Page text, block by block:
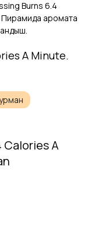
Burns 6.4
Пирамида аромата
.
A Minute.
Calories A